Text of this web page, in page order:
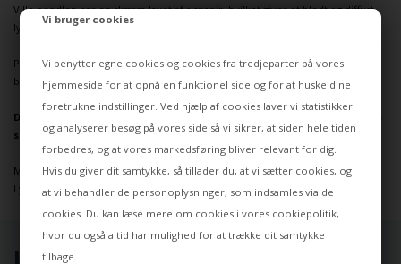
Vi bruger cookies
Vi benytter egne cookies og cookies fra tredjeparter på vores
hjemmeside for at opnå en funktionel side og for at huske dine
foretrukne indstillinger. Ved hjælp af cookies laver vi statistikker
og analyserer besøg på vores side så vi sikrer, at siden hele tiden
forbedres, og at vores markedsføring bliver relevant for dig.
Hvis du giver dit samtykke, så tillader du, at vi sætter cookies, og
at vi behandler de personoplysninger, som indsamles via de
cookies. Du kan læse mere om cookies i vores cookiepolitik,
hvor du også altid har mulighed for at trække dit samtykke
tilbage.
Villo pendlen har en skærm lavet af rispapir, hvilket giver et blødt og diffust
lys.
Pendlen findes i rispapir i hvid, dusty rose, brun, dusty green, lilla, blå, gul,
beige og antrasit samt i en variant i naturfarvet linnedstof.
Dette er kun lampeskærmen, så ledning
særskilt.
Mål: Ø60 cm x H24
Lyskilde: E27